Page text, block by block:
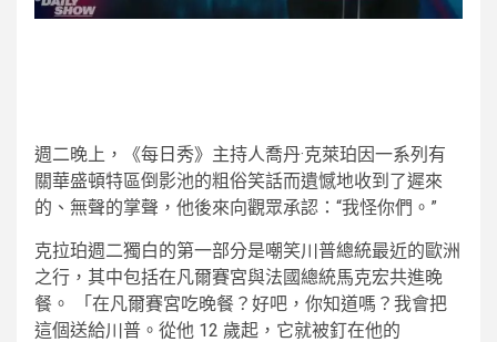
週二晚上，《每日秀》主持人喬丹·克萊珀因一系列有
關華盛頓特區倒影池的粗俗笑話而遺憾地收到了遲來
的、無聲的掌聲，他後來向觀眾承認：“我怪你們。”
克拉珀週二獨白的第一部分是嘲笑川普總統最近的歐洲
之行，其中包括在凡爾賽宮與法國總統馬克宏共進晚
餐。 「在凡爾賽宮吃晚餐？好吧，你知道嗎？我會把
這個送給川普。從他 12 歲起，它就被釘在他的